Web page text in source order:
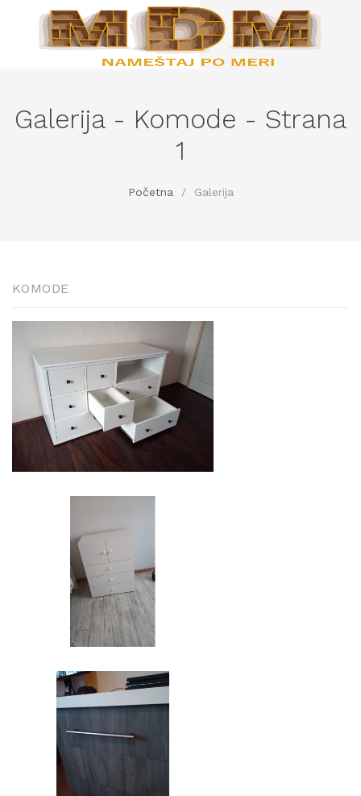
Galerija - Komode - Strana
1
Početna / Galerija
KOMODE